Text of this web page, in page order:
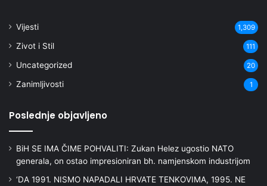
Vijesti 1,309
Zivot i Stil 111
Uncategorized 20
Zanimljivosti 1
Poslednje objavljeno
BiH SE IMA ČIME POHVALITI: Zukan Helez ugostio NATO
generala, on ostao impresioniran bh. namjenskom industrijom
‘DA 1991. NISMO NAPADALI HRVATE TENKOVIMA, 1995. NE